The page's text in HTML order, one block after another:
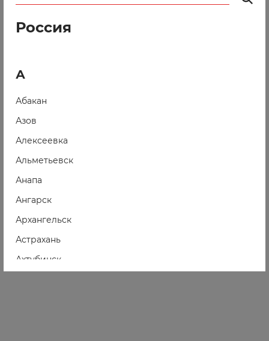
Россия
А
Абакан
Азов
Алексеевка
Альметьевск
Анапа
Ангарск
Архангельск
Астрахань
Ахтубинск